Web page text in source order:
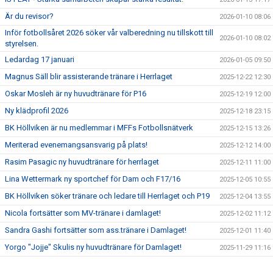
Är du revisor? 2026-01-10 08:06
Inför fotbollsåret 2026 söker vår valberedning nu tillskott till
styrelsen.
2026-01-10 08:02
Ledardag 17 januari 2026-01-05 09:50
Magnus Säll blir assisterande tränare i Herrlaget 2025-12-22 12:30
Oskar Mosleh är ny huvudtränare för P16 2025-12-19 12:00
Ny klädprofil 2026 2025-12-18 23:15
BK Höllviken är nu medlemmar i MFFs Fotbollsnätverk 2025-12-15 13:26
Meriterad evenemangsansvarig på plats! 2025-12-12 14:00
Rasim Pasagic ny huvudtränare för herrlaget 2025-12-11 11:00
Lina Wettermark ny sportchef för Dam och F17/16 2025-12-05 10:55
BK Höllviken söker tränare och ledare till Herrlaget och P19 2025-12-04 13:55
Nicola fortsätter som MV-tränare i damlaget! 2025-12-02 11:12
Sandra Gashi fortsätter som ass.tränare i Damlaget! 2025-12-01 11:40
Yorgo "Jojje" Skulis ny huvudtränare för Damlaget! 2025-11-29 11:16